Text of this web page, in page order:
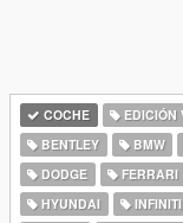
COCHE EDICIÓN
BENTLEY
BMW
DODGE
FERRARI
HYUNDAI
INFINITI